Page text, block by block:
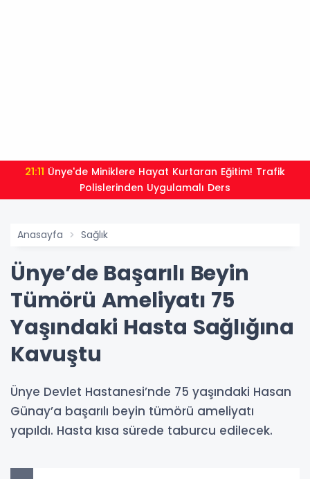
21:11
Polislerinden Uygulamalı Ders
Anasayfa Sağlık
Ünye’de Başarılı Beyin
Tümörü Ameliyatı 75
Yaşındaki Hasta Sağlığına
Kavuştu
Ünye Devlet Hastanesi’nde 75 yaşındaki Hasan
Günay’a başarılı beyin tümörü ameliyatı
yapıldı. Hasta kısa sürede taburcu edilecek.